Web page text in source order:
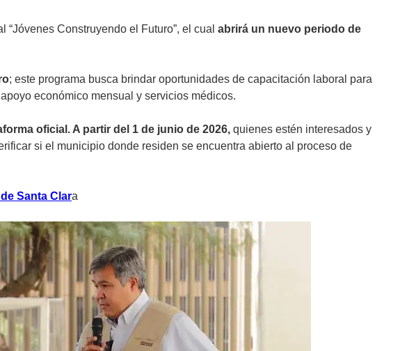
Construyendo el Futuro”, el cual abrirá un nuevo periodo de
; este programa busca brindar oportunidades de capacitación laboral para
económico mensual y servicios médicos.
oficial. A partir del 1 de junio de 2026, quienes estén interesados y
si el municipio donde residen se encuentra abierto al proceso de
Santa Clara